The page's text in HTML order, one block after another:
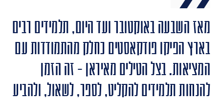
מאז השבעה באוקטובר ועד היום, תלמידים רבים
בארץ הפיקו פודקאסטים כחלק מהתמודדות עם
המציאות. בצל הטילים מאיראן - זה הזמן
להנחות תלמידים להקליט, לספר, לשאול, ולהביע